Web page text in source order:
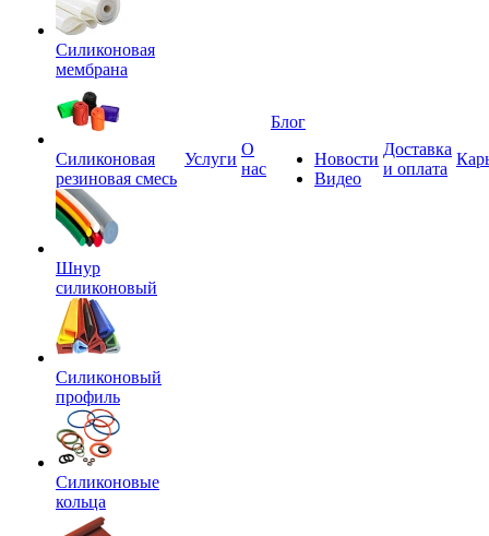
Силиконовая
мембрана
Силиконовая
резиновая смесь
Шнур
силиконовый
Силиконовый
профиль
Силиконовые
кольца
Услуги
О
нас
Блог
Новости
Видео
Доставка
и оплата